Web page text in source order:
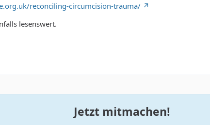
reconciling-circumcision-trauma/
lesenswert.
Jetzt mitmachen!